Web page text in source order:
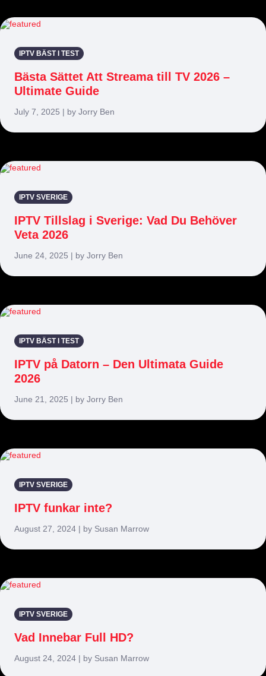
IPTV BÄST I TEST
Bästa Sättet Att Streama till TV 2026 –
Ultimate Guide
July 7, 2025 | by Jorry Ben
IPTV SVERIGE
IPTV Tillslag i Sverige: Vad Du Behöver
Veta 2026
June 24, 2025 | by Jorry Ben
IPTV BÄST I TEST
IPTV på Datorn – Den Ultimata Guide
2026
June 21, 2025 | by Jorry Ben
IPTV SVERIGE
IPTV funkar inte?
August 27, 2024 | by Susan Marrow
IPTV SVERIGE
Vad Innebar Full HD?
August 24, 2024 | by Susan Marrow